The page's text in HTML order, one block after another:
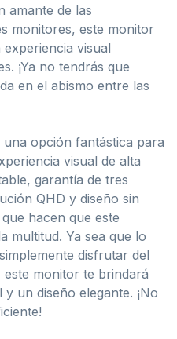
amante de las
monitores, este monitor
experiencia visual
¡Ya no tendrás que
en el abismo entre las
una opción fantástica para
visual de alta
garantía de tres
QHD y diseño sin
hacen que este
multitud. Ya sea que lo
disfrutar del
este monitor te brindará
un diseño elegante. ¡No